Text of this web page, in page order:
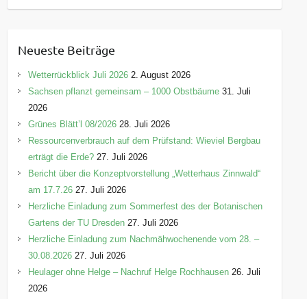
a
g
o
r
e
n
Neueste Beiträge
Wetterrückblick Juli 2026 2. August 2026
Sachsen pflanzt gemeinsam – 1000 Obstbäume 31. Juli
2026
Grünes Blätt’l 08/2026 28. Juli 2026
Ressourcenverbrauch auf dem Prüfstand: Wieviel Bergbau
erträgt die Erde? 27. Juli 2026
Bericht über die Konzeptvorstellung „Wetterhaus Zinnwald“
am 17.7.26 27. Juli 2026
Herzliche Einladung zum Sommerfest des der Botanischen
Gartens der TU Dresden 27. Juli 2026
Herzliche Einladung zum Nachmähwochenende vom 28. –
30.08.2026 27. Juli 2026
Heulager ohne Helge – Nachruf Helge Rochhausen 26. Juli
2026